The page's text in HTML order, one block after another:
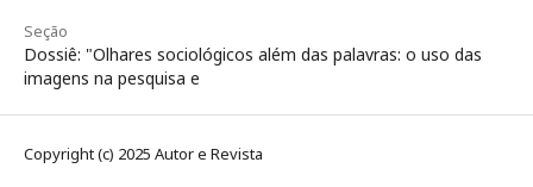
Seção
Dossiê: "Olhares sociológicos além das palavras: o uso das
imagens na pesquisa e
Copyright (c) 2025 Autor e Revista